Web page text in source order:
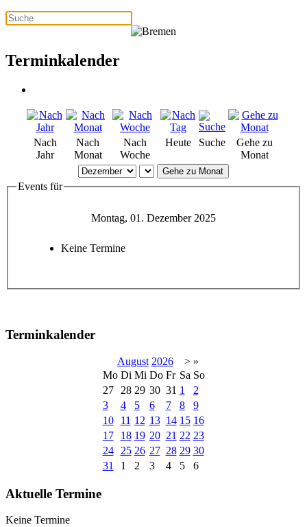
Terminkalender
Nach
Jahr
Nach
Monat
Nach
Woche
Heute Suche
Gehe zu
Monat
Gehe zu Monat
Events für
Montag, 01. Dezember 2025
Keine Termine
Terminkalender
August 2026 > »
Mo Di Mi Do Fr Sa So
27
28 29 30 31 1
2
3
4 5 6 7 8
9
10
11 12 13 14 15 16
17
18 19 20 21 22 23
24
25 26 27 28 29 30
31
1 2 3 4 5 6
Aktuelle Termine
Keine Termine